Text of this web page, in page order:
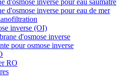
d'osmose inverse pour eau saumâtre
d'osmose inverse pour eau de mer
inverse (OI)
d'osmose inverse
pour osmose inverse
RO